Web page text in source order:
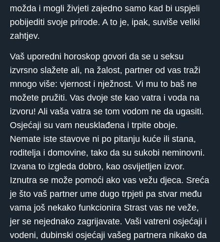
možda i mogli živjeti zajedno samo kad bi uspjeli
pobijediti svoje prirode. A to je, ipak, suviše veliki
zahtjev.
Vaš uporedni horoskop govori da se u seksu
izvrsno slažete ali, na žalost, partner od vas traži
mnogo više: vjernost i nježnost. Vi mu to baš ne
možete pružiti. Vas dvoje ste kao vatra i voda na
izvoru! Ali vaša vatra se tom vodom ne da ugasiti.
Osjećaji su vam neusklađena i trpite oboje.
Nemate iste stavove ni po pitanju kuće ili stana,
roditelja i domovine, tako da su sukobi neminovni.
Izvana to izgleda dobro, kao osvijetljen izvor.
Iznutra se može pomoći ako vas vežu djeca. Sreća
je što vaš partner ume dugo trpjeti pa stvar među
vama još nekako funkcionira Strast vas ne veže,
jer se nejednako zagrijavate. Vaši vatreni osjećaji i
vodeni, dubinski osjećaji vašeg partnera nikako da